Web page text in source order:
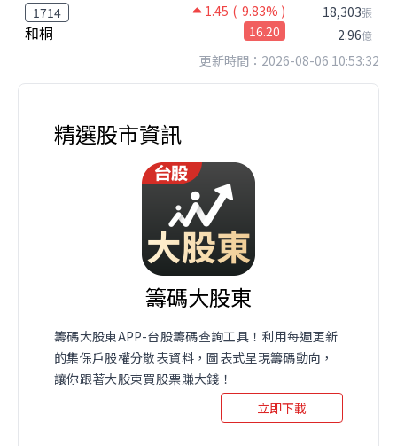
1714 1.45 ( 9.83% )
和桐 16.20
18,303張
2.96億
更新時間：2026-08-06 10:53:32
精選股市資訊
籌碼大股東
籌碼大股東APP-台股籌碼查詢工具！利用每週更新
的集保戶股權分散表資料，圖表式呈現籌碼動向，
讓你跟著大股東買股票賺大錢！
立即下載